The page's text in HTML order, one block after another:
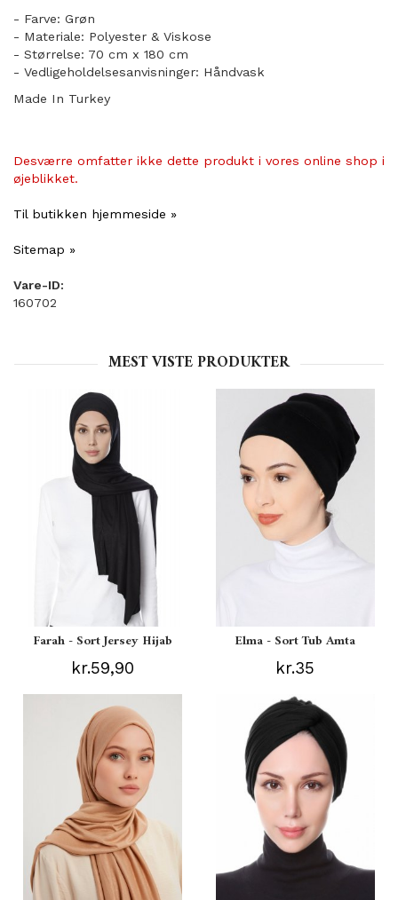
- Farve: Grøn
- Materiale: Polyester & Viskose
- Størrelse: 70 cm x 180 cm
- Vedligeholdelsesanvisninger: Håndvask
Made In Turkey
Desværre omfatter ikke dette produkt i vores online shop i
øjeblikket.
Til butikken hjemmeside »
Sitemap »
Vare-ID:
160702
MEST VISTE PRODUKTER
Farah - Sort Jersey Hijab
kr.59,90
Elma - Sort Tub Amta
kr.35